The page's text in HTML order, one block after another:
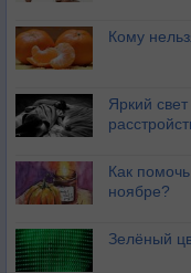
Кому
Яркий
Как
ноябре?
Зелёный